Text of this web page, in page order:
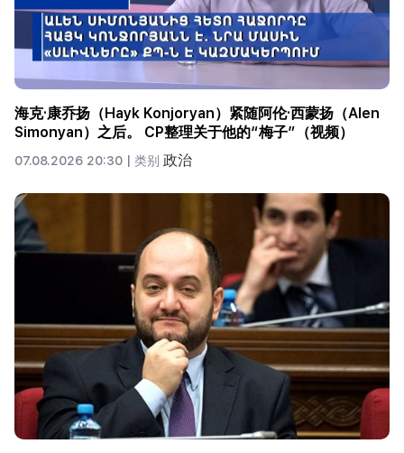
海克·康乔扬（Hayk Konjoryan）紧随阿伦·西蒙扬（Alen
Simonyan）之后。 CP整理关于他的“梅子”（视频）
07.08.2026 20:30 | 类别 政治